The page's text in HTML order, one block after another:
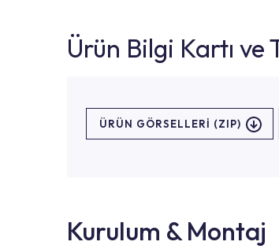
Ürün Bilgi Kartı
ÜRÜN GÖRSELLERI (ZIP)
Kurulum & Montaj